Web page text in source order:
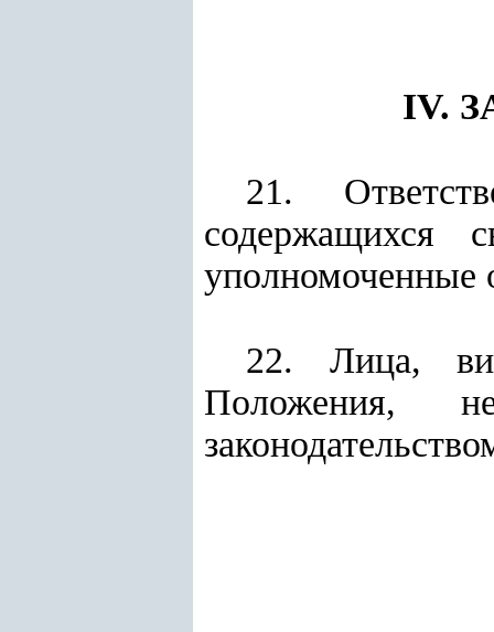
IV.
21.
содержащихся
уполномоченные
22. Лица,
Положения,